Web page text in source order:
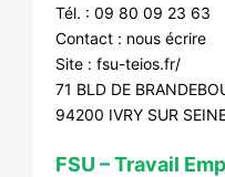
Tél. : 09 80 09 23 63
Contact : nous écrire
Site : fsu-teios.fr/
71 BLD DE
94200 IVRY SUR
FSU – Travail